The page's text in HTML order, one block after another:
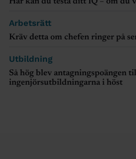
Arbetsrätt
Kräv detta om chefen ringer på
Utbildning
Så hög blev antagningspoängen
ingenjörsutbildningarna i höst